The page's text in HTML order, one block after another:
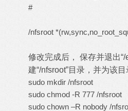
#
/nfsroot
修改完成后， 保存并退出
建“/nfsroot”目录，并为该
sudo mkdir /nfsroot
sudo chmod -R 777 /nfsroot
sudo chown –R nobody /